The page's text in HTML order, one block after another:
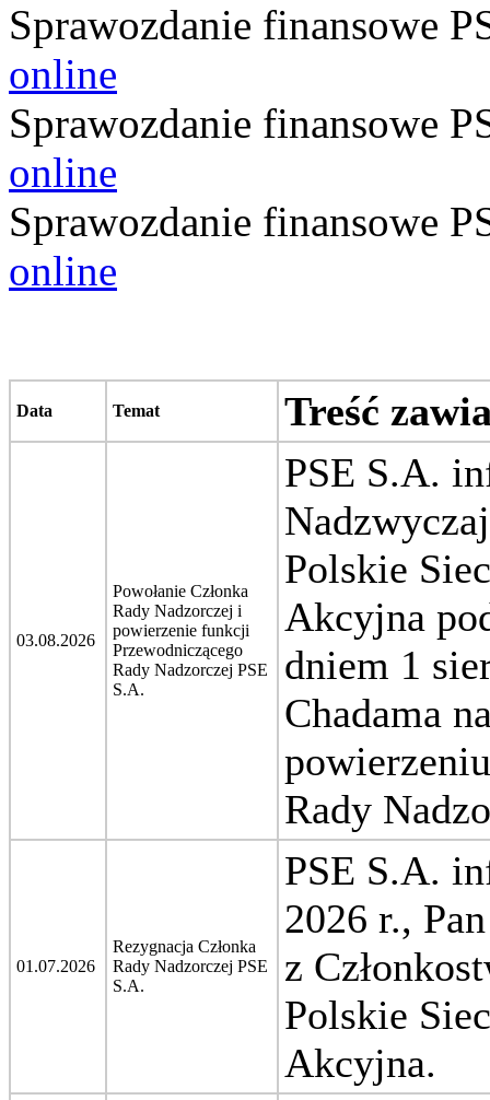
Sprawozdanie finansowe
online
Sprawozdanie finansowe
online
Sprawozdanie finansowe
online
Data Temat Treść
03.08.2026
Powołanie Członka
Rady Nadzorczej i
powierzenie funkcji
Przewodniczącego
Rady Nadzorczej PSE
S.A.
PSE S.A.
Polskie
Akcyjna
dniem 1
Chadama
Rady
01.07.2026
Rezygnacja Członka
Rady Nadzorczej PSE
S.A.
PSE S.A.
2026 r.,
z
Polskie
Akcyjna.